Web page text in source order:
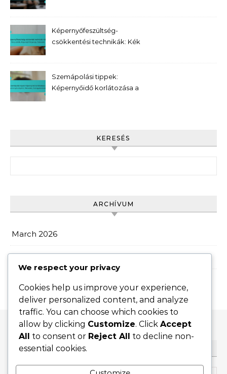
Képernyőfeszültség-
csökkentési technikák: Kék
Szemápolási tippek:
Képernyőidő korlátozása a
KERESÉS
ARCHÍVUM
March 2026
February 2026
We respect your privacy
Cookies help us improve your experience,
deliver personalized content, and analyze
traffic. You can choose which cookies to
allow by clicking Customize. Click Accept
All to consent or Reject All to decline non-
essential cookies.